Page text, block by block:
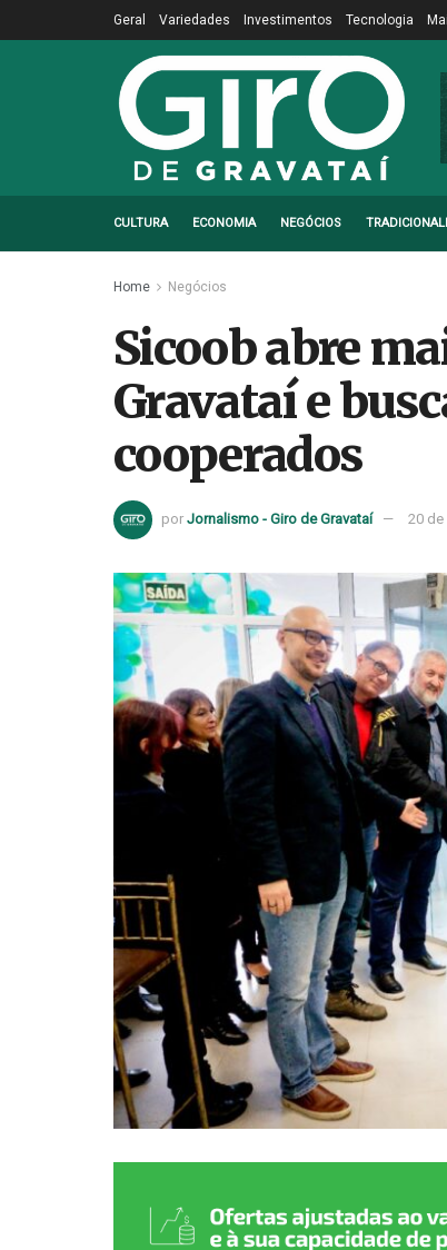
Geral Variedades Investimentos Tecnologia
CULTURA ECONOMIA NEGÓCIOS
Home Negócios
Sicoob abre
Gravataí e
cooperados
por Jornalismo - Giro de Gravataí 20 de